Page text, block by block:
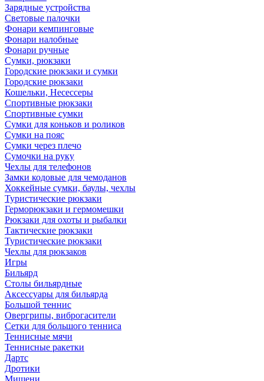
Зарядные устройства
Световые палочки
Фонари кемпинговые
Фонари налобные
Фонари ручные
Сумки, рюкзаки
Городские рюкзаки и сумки
Городские рюкзаки
Кошельки, Несессеры
Спортивные рюкзаки
Спортивные сумки
Сумки для коньков и роликов
Сумки на пояс
Сумки через плечо
Сумочки на руку
Чехлы для телефонов
Замки кодовые для чемоданов
Хоккейные сумки, баулы, чехлы
Туристические рюкзаки
Герморюкзаки и гермомешки
Рюкзаки для охоты и рыбалки
Тактические рюкзаки
Туристические рюкзаки
Чехлы для рюкзаков
Игры
Бильярд
Столы бильярдные
Аксессуары для бильярда
Большой теннис
Овергрипы, виброгасители
Сетки для большого тенниса
Теннисные мячи
Теннисные ракетки
Дартс
Дротики
Мишени